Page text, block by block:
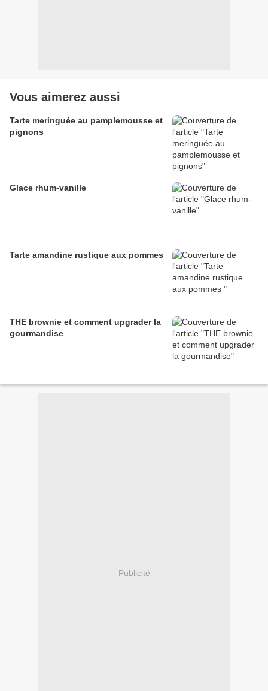
Vous aimerez aussi
Tarte meringuée au pamplemousse et
pignons
Glace rhum-vanille
Tarte amandine rustique aux pommes
THE brownie et comment upgrader la
gourmandise
Publicité